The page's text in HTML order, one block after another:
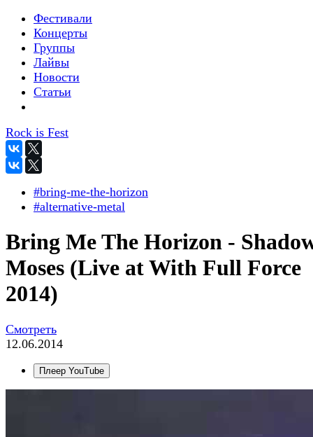
Фестивали
Концерты
Группы
Лайвы
Новости
Статьи
Rock is Fest
#bring-me-the-horizon
#alternative-metal
Bring Me The Horizon -
Moses (Live at With Full Force
2014)
Смотреть
12.06.2014
Плеер YouTube